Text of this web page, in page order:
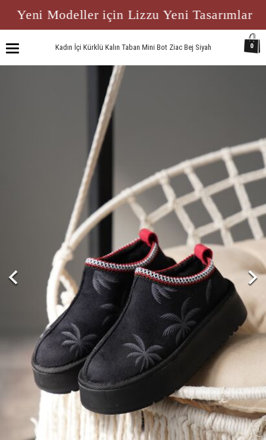
Yeni Modeller için Lizzu Yeni Tasarımlar
Toggle
0
Kadın İçi Kürklü Kalın Taban Mini Bot Ziac Bej Siyah